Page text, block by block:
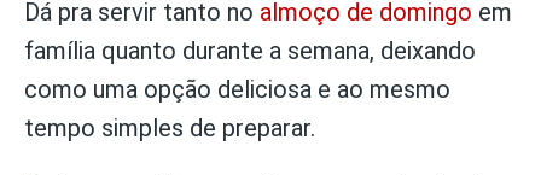
Dá pra servir tanto no almoço de domingo em
família quanto durante a semana, deixando
como uma opção deliciosa e ao mesmo
tempo simples de preparar.